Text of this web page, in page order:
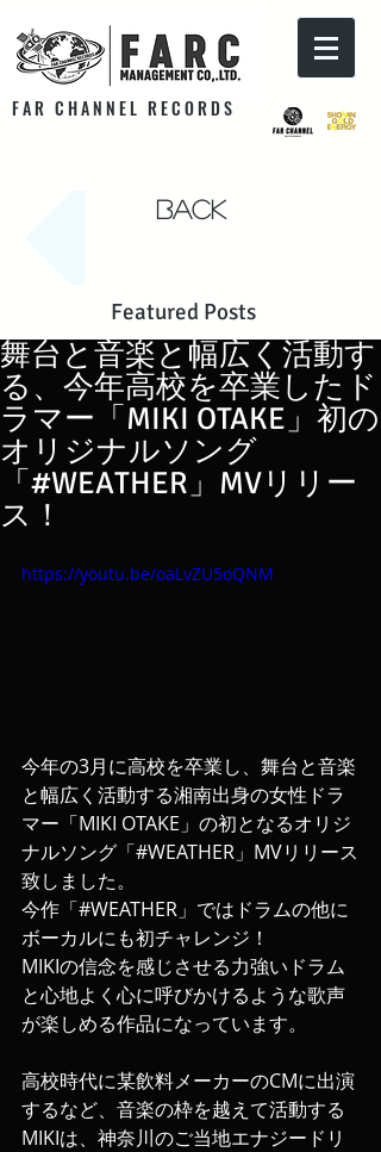
F A R C H A N N E L R E C O R D S
Back
Featured Posts
舞台と音楽と幅広く活動す
る、今年高校を卒業したド
ラマー「MIKI OTAKE」初の
オリジナルソング
「#WEATHER」MVリリー
ス！
https://youtu.be/oaLvZU5oQNM
今年の3月に高校を卒業し、舞台と音楽
と幅広く活動する湘南出身の女性ドラ
マー「MIKI OTAKE」の初となるオリジ
ナルソング「#WEATHER」MVリリース
致しました。
今作「#WEATHER」ではドラムの他に
ボーカルにも初チャレンジ！
MIKIの信念を感じさせる力強いドラム
と心地よく心に呼びかけるような歌声
が楽しめる作品になっています。
高校時代に某飲料メーカーのCMに出演
するなど、音楽の枠を越えて活動する
MIKIは、神奈川のご当地エナジードリ